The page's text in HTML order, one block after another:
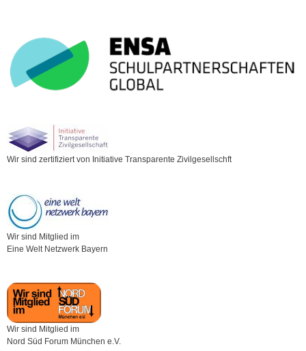
Wir sind zertifiziert von Initiative Transparente Zivilgesellschft
Wir sind Mitglied im
Eine Welt Netzwerk Bayern
Wir sind Mitglied im
Nord Süd Forum München e.V.